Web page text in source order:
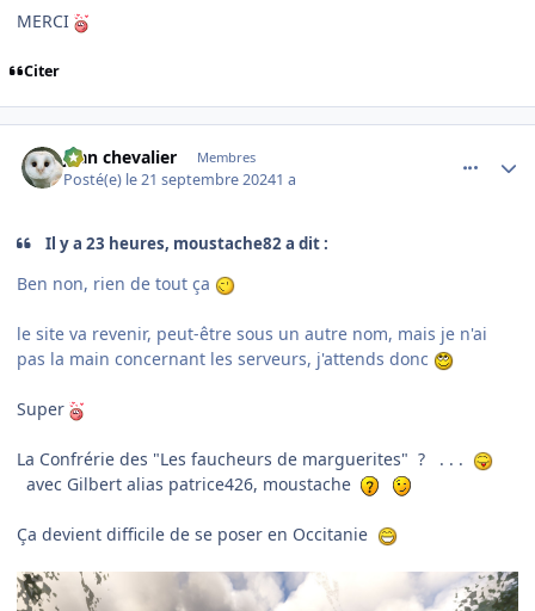
MERCI
Citer
jean chevalier Membres
Posté(e) le 21 septembre 20241 a
Il y a 23 heures, moustache82 a dit :
Ben non, rien de tout ça
le site va revenir, peut-être sous un autre nom, mais je n'ai
pas la main concernant les serveurs, j'attends donc
Super
La Confrérie des "Les faucheurs de marguerites" ? . . .
avec Gilbert alias patrice426, moustache
Ça devient difficile de se poser en Occitanie